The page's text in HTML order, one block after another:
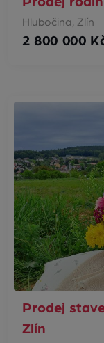
Hlubočina, Zlín
2 800 000
Prodej
Zlín